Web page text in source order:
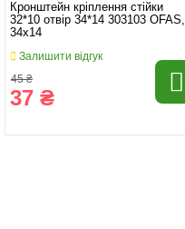
Кронштейн кріплення стійки
32*10 отвір 34*14 303103 OFAS,
34x14
Залишити відгук
45 ₴
37 ₴